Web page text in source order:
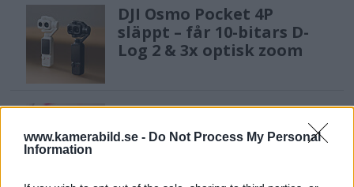
www.kamerabild.se - Do Not Process My Personal
Information
DJI Osmo Pocket 4P
släppt – får 10-bitars D-
Log 2 & 3x optisk zoom
Sony lägger bud på
Tamron – kan vara värt
12 miljarder kronor